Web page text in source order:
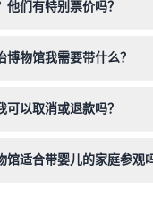
。但特别展览或导览游可
们有特别票价吗？
设有优惠票价。16-24岁
物馆我需要带什么？
，穿舒适的鞋子方便步行
以取消或退款吗？
和时间预订。
馆适合带婴儿的家庭参观